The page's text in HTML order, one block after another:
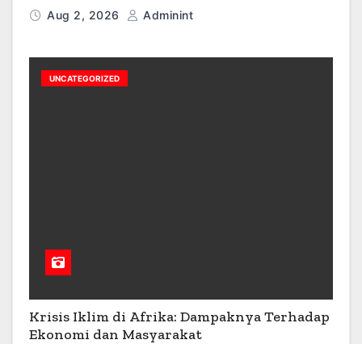
Aug 2, 2026 Adminint
UNCATEGORIZED
Krisis Iklim di Afrika: Dampaknya Terhadap
Ekonomi dan Masyarakat